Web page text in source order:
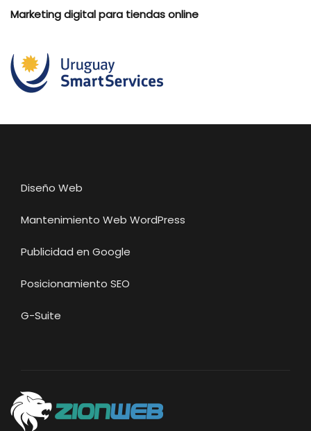
Marketing digital para tiendas online
Diseño Web
Mantenimiento Web WordPress
Publicidad en Google
Posicionamiento SEO
G-Suite